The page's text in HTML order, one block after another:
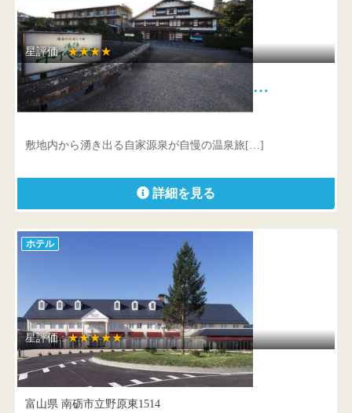
星評価 :★★★★
玉造温泉 源泉かけ流しの宿 湯陣…
島根県 松江市玉湯町玉造1215-2
敷地内から湧き出る自家源泉が自慢の温泉旅[…]
詳細を見る
ホテル
星評価 :★★★★★
となみ野オーベルジュ&ナチ…
富山県 南砺市立野原東1514